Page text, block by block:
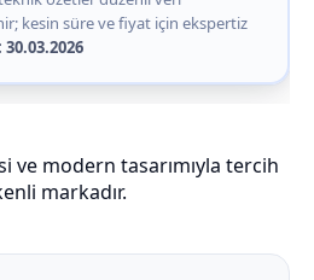
kesin süre ve fiyat için ekspertiz
ve modern tasarımıyla tercih
markadır.